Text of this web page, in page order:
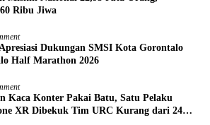
Ribu Jiwa
Dukungan SMSI Kota Gorontalo
Half Marathon 2026
Kaca Konter Pakai Batu, Satu Pelaku
XR Dibekuk Tim URC Kurang dari 24